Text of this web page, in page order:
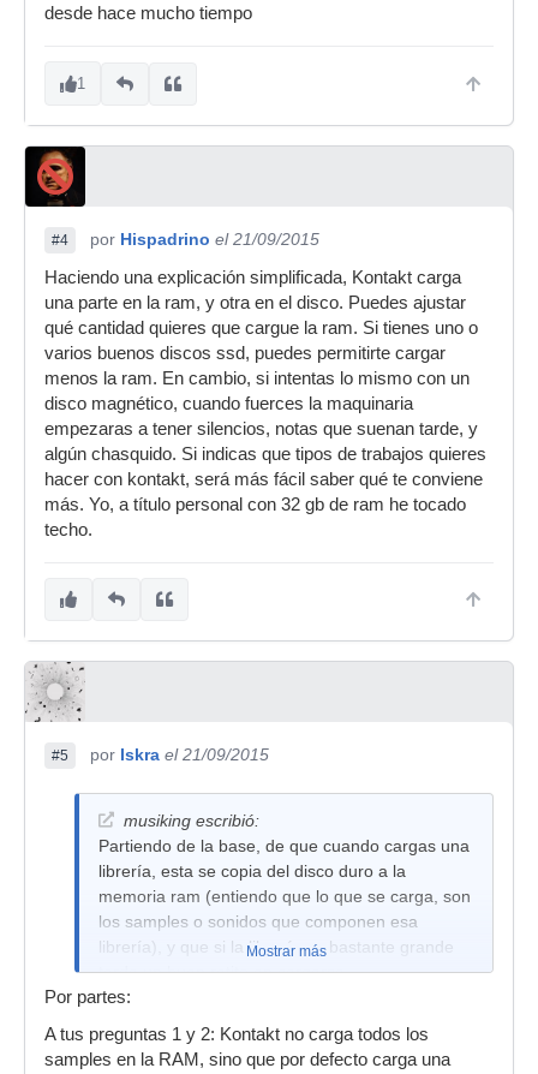
desde hace mucho tiempo
1
#4 por Hispadrino el 21/09/2015
Haciendo una explicación simplificada, Kontakt carga
una parte en la ram, y otra en el disco. Puedes ajustar
qué cantidad quieres que cargue la ram. Si tienes uno o
varios buenos discos ssd, puedes permitirte cargar
menos la ram. En cambio, si intentas lo mismo con un
disco magnético, cuando fuerces la maquinaria
empezaras a tener silencios, notas que suenan tarde, y
algún chasquido. Si indicas que tipos de trabajos quieres
hacer con kontakt, será más fácil saber qué te conviene
más. Yo, a título personal con 32 gb de ram he tocado
techo.
#5 por Iskra el 21/09/2015
musiking escribió:
Partiendo de la base, de que cuando cargas una
librería, esta se copia del disco duro a la
memoria ram (entiendo que lo que se carga, son
los samples o sonidos que componen esa
librería), y que si la librería es bastante grande
tarda un buen ratito en cargarse.
1- ¿Por qué kontakt realiza lecturas en el disco
duro, y concretamente en el directorio o carpeta
dónde estaba la librería, cuando la haces sonar
Mostrar más
Por partes:
A tus preguntas 1 y 2: Kontakt no carga todos los
samples en la RAM, sino que por defecto carga una